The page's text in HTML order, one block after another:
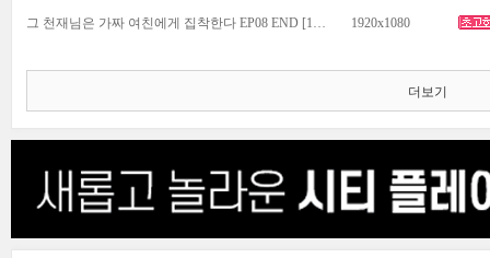
그 천재님은 가짜 여친에게 집착한다 EP08 END [1080p].mp4 1920x1080
더보기